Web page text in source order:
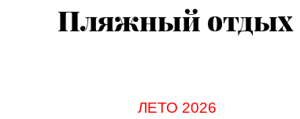
Пляжный отдых
ЛЕТО 2026